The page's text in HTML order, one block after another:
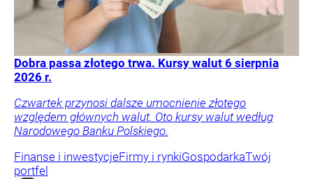
Dobra passa złotego trwa. Kursy walut 6 sierpnia
2026 r.
Czwartek przynosi dalsze umocnienie złotego
względem głównych walut. Oto kursy walut według
Narodowego Banku Polskiego.
Finanse i inwestycjeFirmy i rynkiGospodarkaTwój
portfel